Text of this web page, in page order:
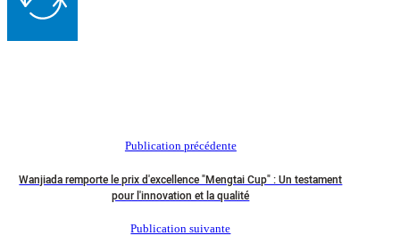
Publication précédente
Wanjiada remporte le prix d'excellence "Mengtai Cup" : Un testament
pour l'innovation et la qualité
Publication suivante